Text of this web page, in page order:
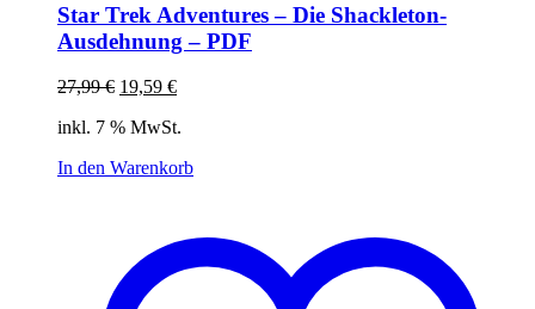
Star Trek Adventures – Die Shackleton-
Ausdehnung – PDF
27,99€ Ursprünglicher
war:
19,59 €Aktueller
ist:
inkl. 7 % MwSt.
In den Warenkorb